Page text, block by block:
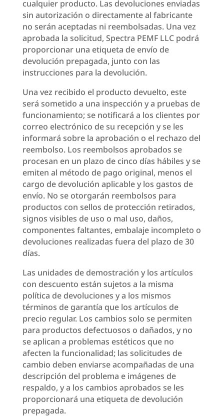
cualquier producto. Las devoluciones enviadas
sin autorización o directamente al fabricante
no serán aceptadas ni reembolsadas. Una vez
aprobada la solicitud, Spectra PEMF LLC podrá
proporcionar una etiqueta de envío de
devolución prepagada, junto con las
instrucciones para la devolución.
Una vez recibido el producto devuelto, este
será sometido a una inspección y a pruebas de
funcionamiento; se notificará a los clientes por
correo electrónico de su recepción y se les
informará sobre la aprobación o el rechazo del
reembolso. Los reembolsos aprobados se
procesan en un plazo de cinco días hábiles y se
emiten al método de pago original, menos el
cargo de devolución aplicable y los gastos de
envío. No se otorgarán reembolsos para
productos con sellos de protección retirados,
signos visibles de uso o mal uso, daños,
componentes faltantes, embalaje incompleto o
devoluciones realizadas fuera del plazo de 30
días.
Las unidades de demostración y los artículos
con descuento están sujetos a la misma
política de devoluciones y a los mismos
términos de garantía que los artículos de
precio regular. Los cambios solo se permiten
para productos defectuosos o dañados, y no
se aplican a problemas estéticos que no
afecten la funcionalidad; las solicitudes de
cambio deben enviarse acompañadas de una
descripción del problema e imágenes de
respaldo, y a los cambios aprobados se les
proporcionará una etiqueta de devolución
prepagada.